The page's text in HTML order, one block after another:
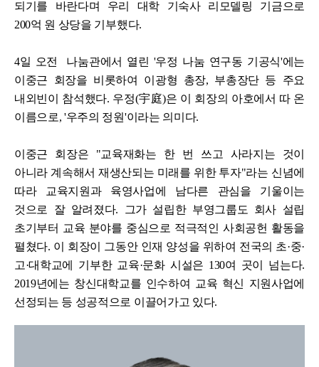
되기를 바란다며 우리 대학 기숙사 리모델링 기금으로
200억 원 상당을 기부했다.
4일 오전 나눔관에서 열린 '우정 나눔 연구동 기공식'에는
이중근 회장을 비롯하여 이광형 총장, 부총장단 등 주요
내외빈이 참석했다. 우정(宇庭)은 이 회장의 아호에서 따 온
이름으로, '우주의 정원'이라는 의미다.
이중근 회장은 "교육재화는 한 번 쓰고 사라지는 것이
아니라 계속해서 재생산되는 미래를 위한 투자"라는 신념에
따라 교육지원과 육영사업에 남다른 관심을 기울이는
것으로 잘 알려졌다.
그가 설립한 부영그룹도 회사 설립
초기부터 교육 분야를 중심으로 적극적인 사회공헌 활동을
펼쳤다. 이 회장이 그동안 인재 양성을 위하여 전국의 초·중·
고·대학교에 기부한 교육·문화 시설은 130여 곳이 넘는다.
2019년에는 창신대학교를 인수하여 교육 혁신 지원사업에
선정되는 등 성공적으로 이끌어가고 있다.